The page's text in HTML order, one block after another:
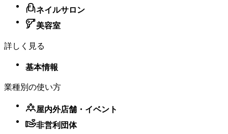
ネイルサロン
美容室
詳しく見る
基本情報
業種別の使い方
屋内外店舗・​イベント
非営利団体